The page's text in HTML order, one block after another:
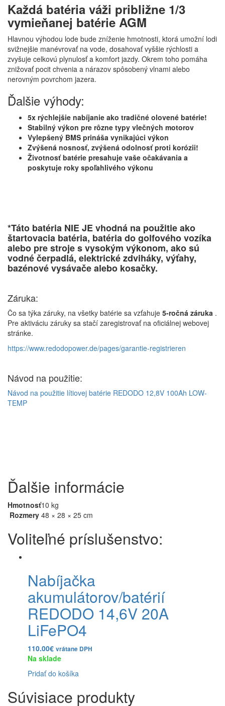
Každá batéria váži približne 1/3
vymieňanej batérie AGM
Hlavnou výhodou lode bude zníženie hmotnosti, ktorá umožní lodi
svižnejšie manévrovať na vode, dosahovať vyššie rýchlosti a
zvyšuje celkovú plynulosť a komfort jazdy. Okrem toho pomáha
znižovať pocit chvenia a nárazov spôsobený vlnami alebo
nerovným povrchom jazera.
Ďalšie výhody:
5x rýchlejšie nabíjanie ako tradičné olovené batérie!
Stabilný výkon pre rôzne typy vlečných motorov
Vylepšený BMS prináša vynikajúci výkon
Zvýšená nosnosť, zvýšená odolnosť proti korózii!
Životnosť batérie presahuje vaše očakávania a
poskytuje roky spoľahlivého výkonu
*Táto batéria NIE JE vhodná na použitie ako
štartovacia batéria, batéria do golfového vozíka
alebo pre stroje s vysokým výkonom, ako sú
vodné čerpadlá, elektrické zdviháky, výťahy,
bazénové vysávače alebo kosačky.
Záruka:
Čo sa týka záruky, na všetky batérie sa vzťahuje 5-ročná záruka .
Pre aktiváciu záruky sa stačí zaregistrovať na oficiálnej webovej
stránke.
https://www.redodopower.de/pages/garantie-registrieren
Návod na použitie:
Návod na použitie lítiovej batérie REDODO 12,8V 100Ah LOW-
TEMP
Ďalšie informácie
Hmotnosť10 kg
Rozmery 48 × 28 × 25 cm
Nabíjačka
akumulátorov/batérií
REDODO 14,6V 20A
LiFePO4
110.00€ vrátane DPH
Na sklade
Pridať do košíka
Súvisiace produkty